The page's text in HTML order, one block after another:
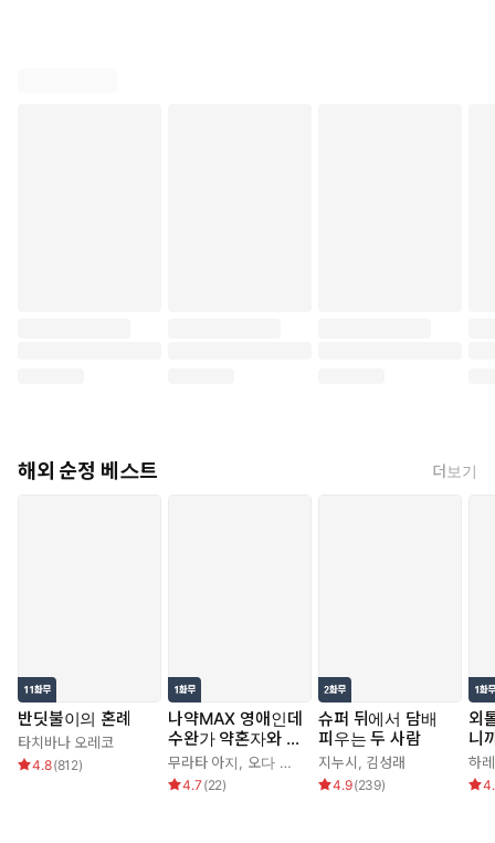
인기 작가님들의 로맨스 판타지 만화
오리지널 스토리 다섯 편을 수록!
해외 순정 베스트 더보기
반딧불이의 혼례
타치바나 오레코
4.8(812)
나약MAX 영애인데
수완가 약혼자와 내
기를 하고 말았다
무라타 아지, 오다 히로
4.7 (22)
슈퍼 뒤에서 담배
피우는 두 사람
지누시, 김성래
4.9(239)
외
니
치
하